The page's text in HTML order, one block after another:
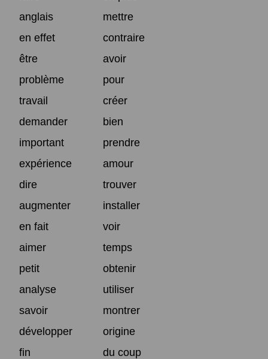
anglais
mettre
en effet
contraire
être
avoir
problème
pour
travail
créer
demander
bien
important
prendre
expérience
amour
dire
trouver
augmenter
installer
en fait
voir
aimer
temps
petit
obtenir
analyse
utiliser
savoir
montrer
développer
origine
fin
du coup